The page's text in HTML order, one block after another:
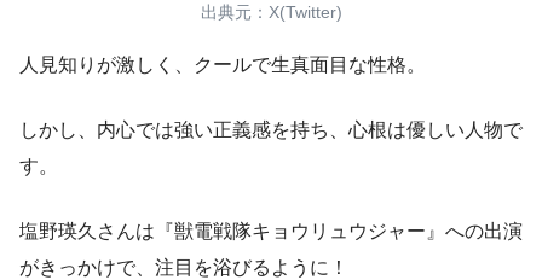
出典元：X(Twitter)
人見知りが激しく、クールで生真面目な性格。
しかし、内心では強い正義感を持ち、心根は優しい人物で
す。
塩野瑛久さんは『獣電戦隊キョウリュウジャー』への出演
がきっかけで、注目を浴びるように！